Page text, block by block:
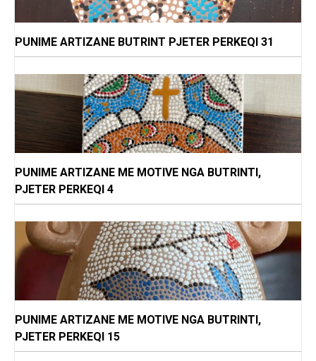
PUNIME ARTIZANE BUTRINT PJETER PERKEQI 31
PUNIME ARTIZANE ME MOTIVE NGA BUTRINTI,
PJETER PERKEQI 4
PUNIME ARTIZANE ME MOTIVE NGA BUTRINTI,
PJETER PERKEQI 15